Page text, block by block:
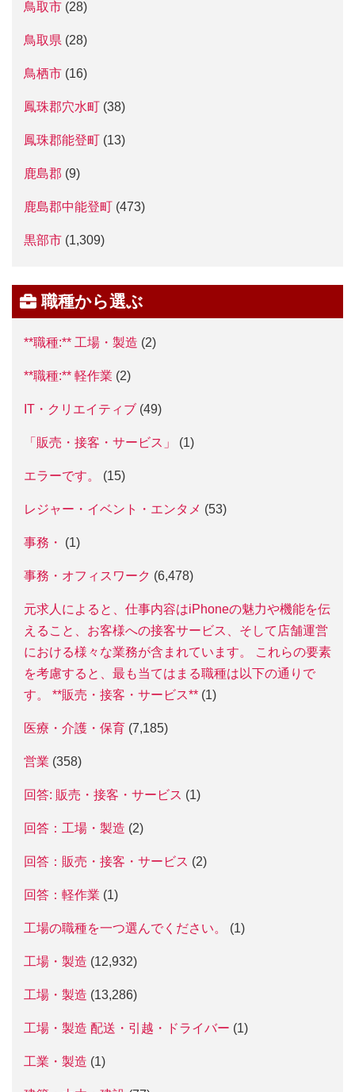
鳥取市 (28)
鳥取県 (28)
鳥栖市 (16)
鳳珠郡穴水町 (38)
鳳珠郡能登町 (13)
鹿島郡 (9)
鹿島郡中能登町 (473)
黒部市 (1,309)
職種から選ぶ
**職種:** 工場・製造 (2)
**職種:** 軽作業 (2)
IT・クリエイティブ (49)
「販売・接客・サービス」 (1)
エラーです。 (15)
レジャー・イベント・エンタメ (53)
事務・ (1)
事務・オフィスワーク (6,478)
元求人によると、仕事内容はiPhoneの魅力や機能を伝
えること、お客様への接客サービス、そして店舗運営
における様々な業務が含まれています。 これらの要素
を考慮すると、最も当てはまる職種は以下の通りで
す。 **販売・接客・サービス** (1)
医療・介護・保育 (7,185)
営業 (358)
回答: 販売・接客・サービス (1)
回答：工場・製造 (2)
回答：販売・接客・サービス (2)
回答：軽作業 (1)
工場の職種を一つ選んでください。 (1)
工場・製造 (12,932)
工場・製造 (13,286)
工場・製造 配送・引越・ドライバー (1)
工業・製造 (1)